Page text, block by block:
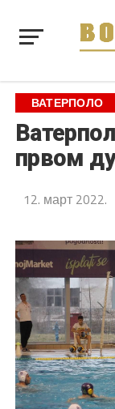
ВАТЕРПОЛО
првом
12. март 2022.